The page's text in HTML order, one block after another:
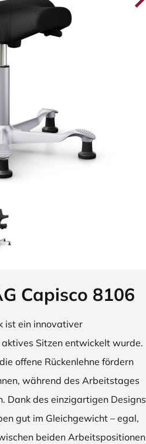
Capisco 8106
ist ein innovativer
Sitzen entwickelt wurde.
offene Rückenlehne fördern
während des Arbeitstages
Dank des einzigartigen Designs
gut im Gleichgewicht – egal,
beiden Arbeitspositionen